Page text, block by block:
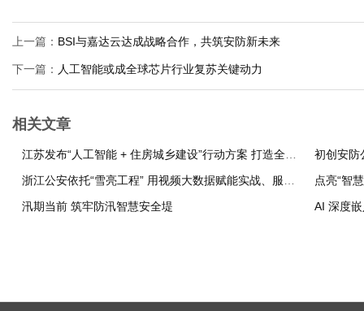
上一篇： BSI与嘉达云达成战略合作，共筑安防新未来
下一篇： 人工智能或成全球芯片行业复苏关键动力
相关文章
初创安防
点亮“智
汛期当前 筑牢防汛智慧安全堤
AI 深度